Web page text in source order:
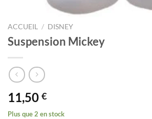
ACCUEIL / DISNEY
Suspension Mickey
11,50 €
Plus que 2 en stock